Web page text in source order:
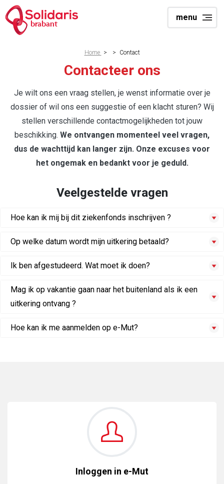
Skip
to
main
menu
brabant
Home > > Contact
Contacteer ons
Je wilt ons een vraag stellen, je wenst informatie over je
dossier of wil ons een suggestie of een klacht sturen? Wij
stellen verschillende contactmogelijkheden tot jouw
beschikking. We ontvangen momenteel veel vragen,
dus de wachttijd kan langer zijn. Onze excuses voor
het ongemak en bedankt voor je geduld.
Veelgestelde vragen
Hoe kan ik mij bij dit ziekenfonds inschrijven ?
Op welke datum wordt mijn uitkering betaald?
Ik ben afgestudeerd. Wat moet ik doen?
Mag ik op vakantie gaan naar het buitenland als ik een
uitkering ontvang ?
Hoe kan ik me aanmelden op e-Mut?
Inloggen in e-Mut